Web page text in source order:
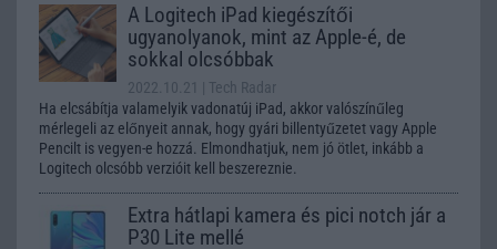
A Logitech iPad kiegészítői
ugyanolyanok, mint az Apple-é, de
sokkal olcsóbbak
2022.10.21
| Tech Radar
Ha elcsábítja valamelyik vadonatúj iPad, akkor valószínűleg
mérlegeli az előnyeit annak, hogy gyári billentyűzetet vagy Apple
Pencilt is vegyen-e hozzá. Elmondhatjuk, nem jó ötlet, inkább a
Logitech olcsóbb verzióit kell beszereznie.
Extra hátlapi kamera és pici notch jár a
P30 Lite mellé